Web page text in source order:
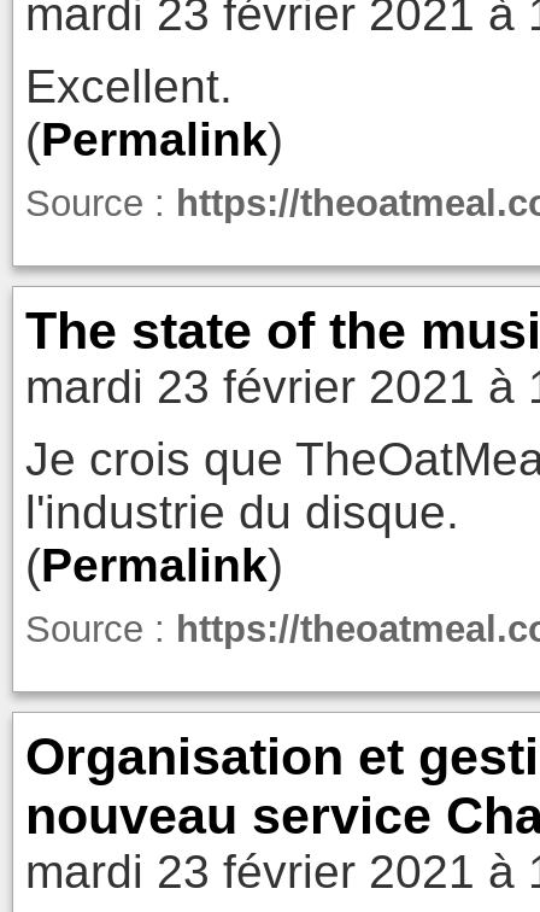
mardi 23 février 2021 à
Excellent.
(Permalink)
Source : https://
The state of the
mardi 23 février 2021 à
Je crois que
l'industrie du disque.
(Permalink)
Source : https://
Organisation et
nouveau service
mardi 23 février 2021 à